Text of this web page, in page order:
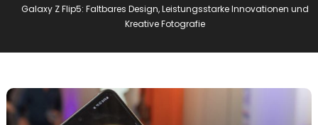
Galaxy Z Flip5: Faltbares Design, Leistungsstarke Innovationen und
Kreative Fotografie